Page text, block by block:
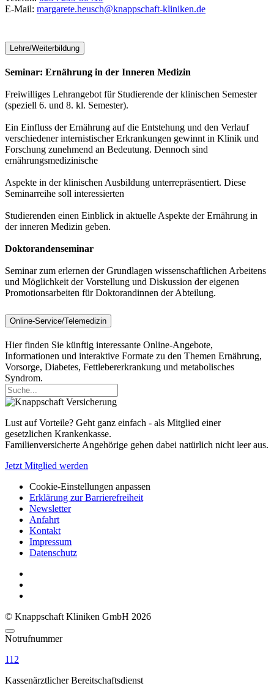
E-Mail: margarete.heusch@knappschaft-kliniken.de
Lehre/Weiterbildung
Seminar: Ernährung in der Inneren Medizin
Freiwilliges Lehrangebot für Studierende der klinischen Semester
(speziell 6. und 8. kl. Semester).
Ein Einfluss der Ernährung auf die Entstehung und den Verlauf
verschiedener internistischer Erkrankungen gewinnt in Klinik und
Forschung zunehmend an Bedeutung. Dennoch sind
ernährungsmedizinische
Aspekte in der klinischen Ausbildung unterrepräsentiert. Diese
Seminarreihe soll interessierten
Studierenden einen Einblick in aktuelle Aspekte der Ernährung in
der inneren Medizin geben.
Doktorandenseminar
Seminar zum erlernen der Grundlagen wissenschaftlichen Arbeitens
und Möglichkeit der Vorstellung und Diskussion der eigenen
Promotionsarbeiten für Doktorandinnen der Abteilung.
Online-Service/Telemedizin
Hier finden Sie künftig interessante Online-Angebote,
Informationen und interaktive Formate zu den Themen Ernährung,
Vorsorge, Diabetes, Fettlebererkrankung und metabolisches
Syndrom.
Lust auf Vorteile? Geht ganz einfach - als Mitglied einer
gesetzlichen Krankenkasse.
Familienversicherte Angehörige gehen dabei natürlich nicht leer aus.
Jetzt Mitglied werden
Cookie-Einstellungen anpassen
Erklärung zur Barrierefreiheit
Newsletter
Anfahrt
Kontakt
Impressum
Datenschutz
© Knappschaft Kliniken GmbH 2026
Notrufnummer
112
Kassenärztlicher Bereitschaftsdienst